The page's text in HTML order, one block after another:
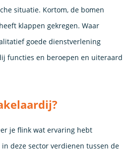
situatie. Kortom, de bomen
klappen gekregen. Waar
goede dienstverlening
functies en beroepen en uiteraard
je flink wat ervaring hebt
deze sector verdienen tussen de